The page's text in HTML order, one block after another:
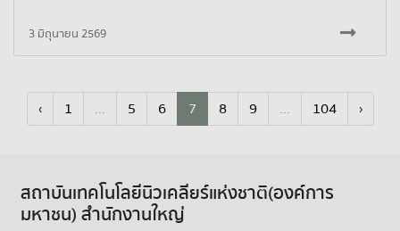
3 มิถุนายน 2569
‹ 1 ... 5 6 7 8 9 ... 104 ›
สถาบันเทคโนโลยีนิวเคลียร์แห่งชาติ(องค์การ
มหาชน) สำนักงานใหญ่